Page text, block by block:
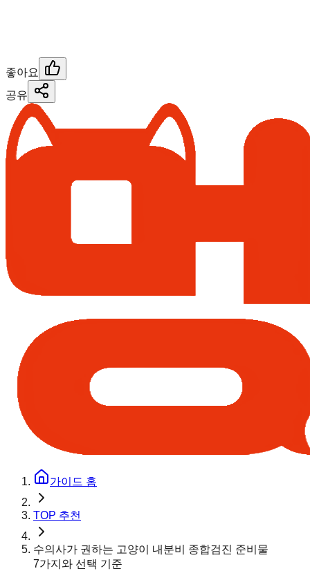
좋아요
공유
가이드 홈
TOP 추천
수의사가 권하는 고양이 내분비 종합검진 준비물
7가지와 선택 기준